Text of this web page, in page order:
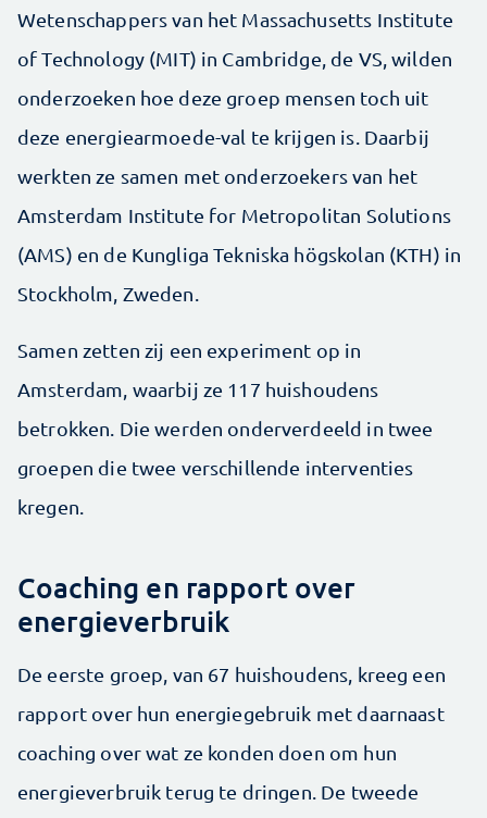
Wetenschappers van het Massachusetts Institute
of Technology (MIT) in Cambridge, de VS, wilden
onderzoeken hoe deze groep mensen toch uit
deze energiearmoede-val te krijgen is. Daarbij
werkten ze samen met onderzoekers van het
Amsterdam Institute for Metropolitan Solutions
(AMS) en de Kungliga Tekniska högskolan (KTH) in
Stockholm, Zweden.
Samen zetten zij een experiment op in
Amsterdam, waarbij ze 117 huishoudens
betrokken. Die werden onderverdeeld in twee
groepen die twee verschillende interventies
kregen.
Coaching en rapport over
energieverbruik
De eerste groep, van 67 huishoudens, kreeg een
rapport over hun energiegebruik met daarnaast
coaching over wat ze konden doen om hun
energieverbruik terug te dringen. De tweede